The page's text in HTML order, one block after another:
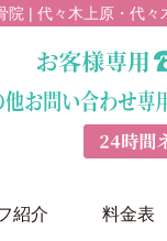
院 | 代々木上原・代々
紹介 料金表